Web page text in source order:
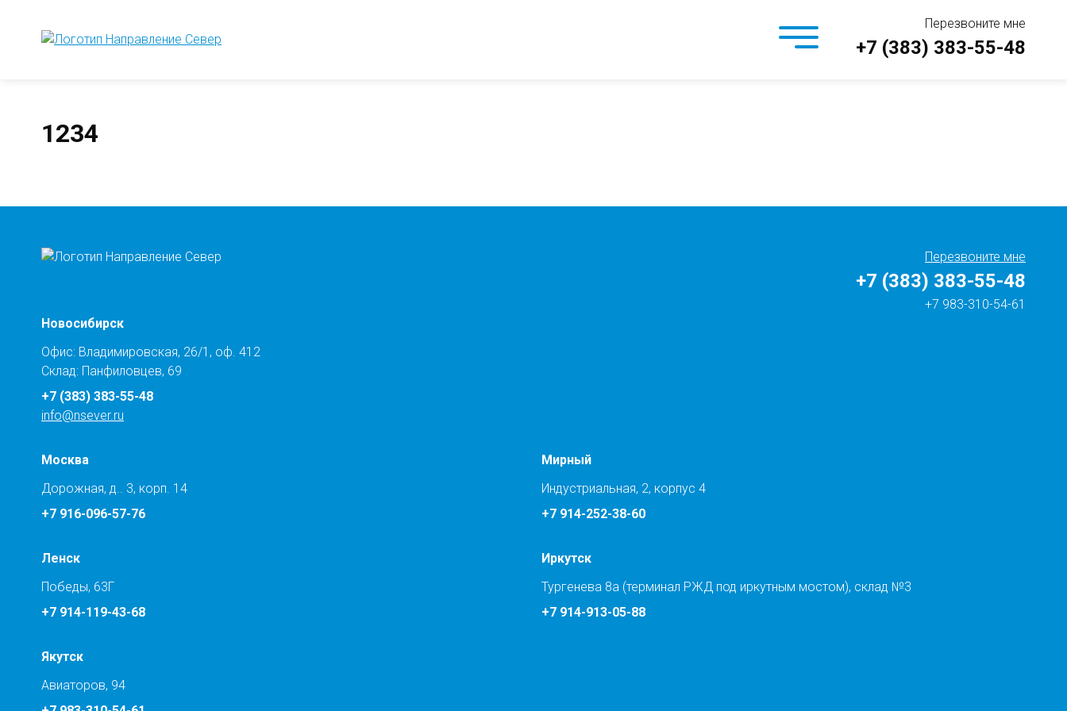
Перезвоните мне
+7 (383) 383-55-48
1234
Перезвоните мне
+7 (383) 383-55-48
+7 983-310-54-61
Новосибирск
Офис: Владимировская, 26/1, оф. 412
Склад: Панфиловцев, 69
+7 (383) 383-55-48
info@nsever.ru
Москва
Дорожная, д.. 3, корп. 14
+7 916-096-57-76
Мирный
Индустриальная, 2, корпус 4
+7 914-252-38-60
Ленск
Победы, 63Г
+7 914-119-43-68
Иркутск
Тургенева 8а (терминал РЖД под иркутным мостом), склад №3
+7 914-913-05-88
Якутск
Авиаторов, 94